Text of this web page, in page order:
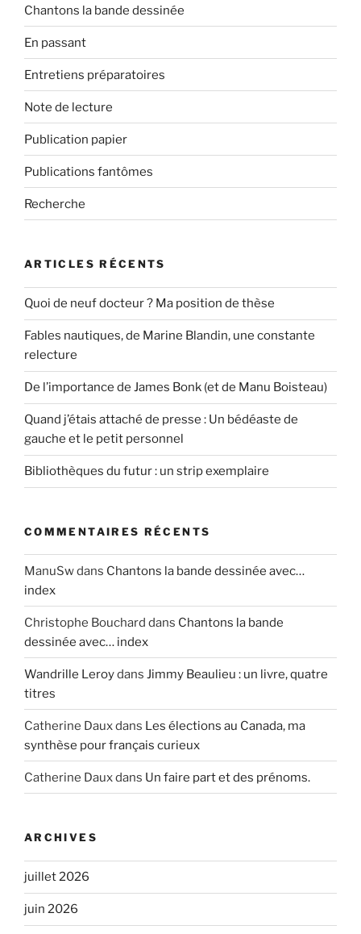
Chantons la bande dessinée
En passant
Entretiens préparatoires
Note de lecture
Publication papier
Publications fantômes
Recherche
ARTICLES RÉCENTS
Quoi de neuf docteur ? Ma position de thèse
Fables nautiques, de Marine Blandin, une constante
relecture
De l’importance de James Bonk (et de Manu Boisteau)
Quand j’étais attaché de presse : Un bédéaste de
gauche et le petit personnel
Bibliothèques du futur : un strip exemplaire
COMMENTAIRES RÉCENTS
ManuSwdans Chantons la bande dessinée avec…
index
Christophe Bouchard dans Chantons la bande
dessinée avec… index
Wandrille Leroydans Jimmy Beaulieu : un livre, quatre
titres
Catherine Dauxdans Les élections au Canada, ma
synthèse pour français curieux
Catherine Dauxdans Un faire part et des prénoms.
ARCHIVES
juillet 2026
juin 2026